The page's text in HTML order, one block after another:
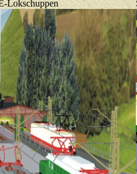
Lokschuppen